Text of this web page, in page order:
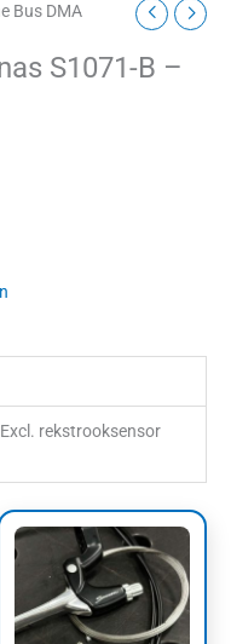
Bus DMA
S1071-B –
rekstrooksensor
Prijsklasse:
€85,00
tot
€95,00
Dit
product
heeft
meerdere
variaties.